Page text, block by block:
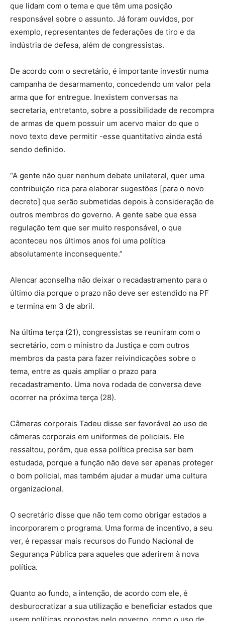
que lidam com o tema e que têm uma posição
responsável sobre o assunto. Já foram ouvidos, por
exemplo, representantes de federações de tiro e da
indústria de defesa, além de congressistas.
De acordo com o secretário, é importante investir numa
campanha de desarmamento, concedendo um valor pela
arma que for entregue. Inexistem conversas na
secretaria, entretanto, sobre a possibilidade de recompra
de armas de quem possuir um acervo maior do que o
novo texto deve permitir -esse quantitativo ainda está
sendo definido.
“A gente não quer nenhum debate unilateral, quer uma
contribuição rica para elaborar sugestões [para o novo
decreto] que serão submetidas depois à consideração de
outros membros do governo. A gente sabe que essa
regulação tem que ser muito responsável, o que
aconteceu nos últimos anos foi uma política
absolutamente inconsequente.”
Alencar aconselha não deixar o recadastramento para o
último dia porque o prazo não deve ser estendido na PF
e termina em 3 de abril.
Na última terça (21), congressistas se reuniram com o
secretário, com o ministro da Justiça e com outros
membros da pasta para fazer reivindicações sobre o
tema, entre as quais ampliar o prazo para
recadastramento. Uma nova rodada de conversa deve
ocorrer na próxima terça (28).
Câmeras corporais Tadeu disse ser favorável ao uso de
câmeras corporais em uniformes de policiais. Ele
ressaltou, porém, que essa política precisa ser bem
estudada, porque a função não deve ser apenas proteger
o bom policial, mas também ajudar a mudar uma cultura
organizacional.
O secretário disse que não tem como obrigar estados a
incorporarem o programa. Uma forma de incentivo, a seu
ver, é repassar mais recursos do Fundo Nacional de
Segurança Pública para aqueles que aderirem à nova
política.
Quanto ao fundo, a intenção, de acordo com ele, é
desburocratizar a sua utilização e beneficiar estados que